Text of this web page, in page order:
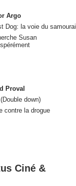
Argo
Dog: la voie du samourai
Susan
Proval
down)
contre la drogue
Ciné &